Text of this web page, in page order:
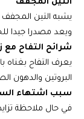
التين المجفف
يشبه التين المجفف
ويعد مصدرا جيدا
شرائح التفاح مع
يعرف التفاح بغناه
البروتين والدهون
سبب اشتهاء
في حال ملاحظة